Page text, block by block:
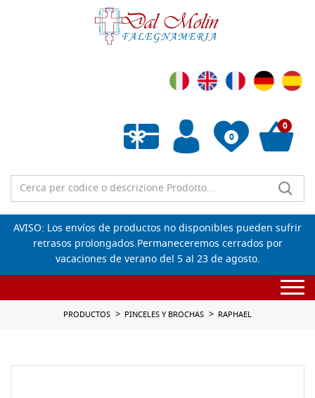
0
Lista de deseos vacía
0
AVISO: Los envíos de productos no disponibles pueden sufrir
retrasos prolongados.Permaneceremos cerrados por
vacaciones de verano del 5 al 23 de agosto.
PRODUCTOS PINCELES Y BROCHAS RAPHAEL